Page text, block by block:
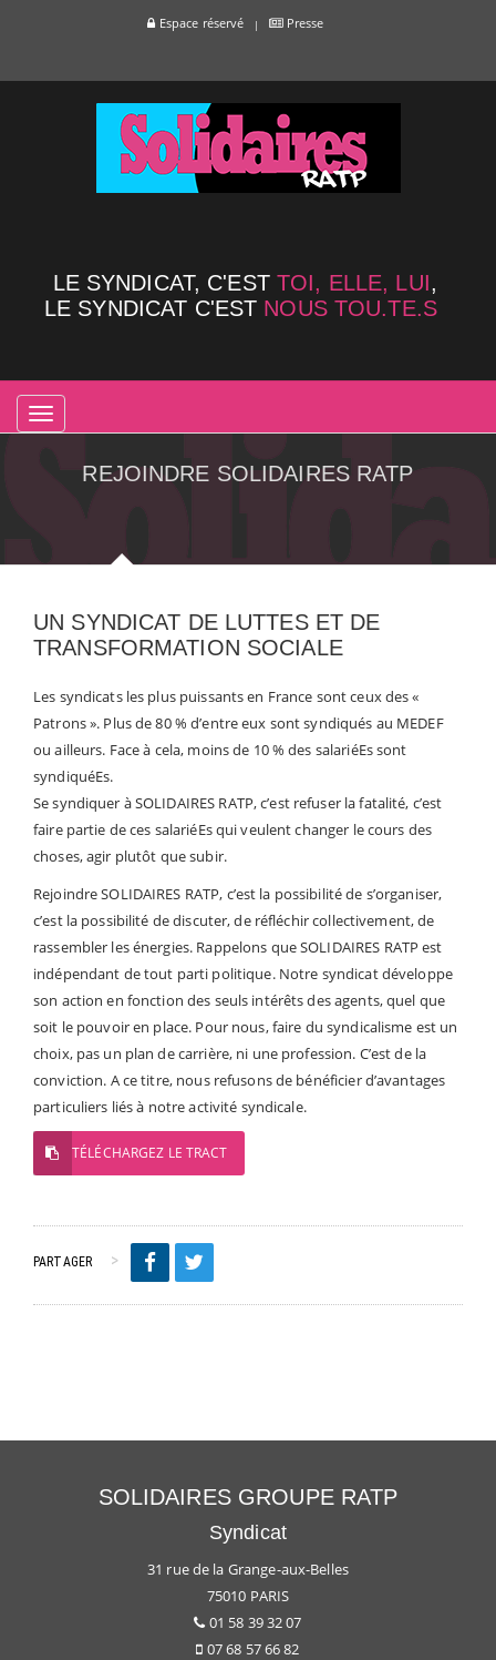
Espace réservé Presse
LE SYNDICAT, C'ESTTOI, ELLE, LUI,
LE SYNDICAT C'EST NOUS TOU.TE.S
TOGGLE
REJOINDRE SOLIDAIRES RATP
UN SYNDICAT DE LUTTES ET DE
TRANSFORMATION SOCIALE
Les syndicats les plus puissants en France sont ceux des «
Patrons ». Plus de 80 % d’entre eux sont syndiqués au MEDEF
ou ailleurs. Face à cela, moins de 10 % des salariéEs sont
syndiquéEs.
Se syndiquer à SOLIDAIRES RATP, c’est refuser la fatalité, c’est
faire partie de ces salariéEs qui veulent changer le cours des
choses, agir plutôt que subir.
Rejoindre SOLIDAIRES RATP, c’est la possibilité de s’organiser,
c’est la possibilité de discuter, de réfléchir collectivement, de
rassembler les énergies. Rappelons que SOLIDAIRES RATP est
indépendant de tout parti politique. Notre syndicat développe
son action en fonction des seuls intérêts des agents, quel que
soit le pouvoir en place. Pour nous, faire du syndicalisme est un
choix, pas un plan de carrière, ni une profession. C’est de la
conviction. A ce titre, nous refusons de bénéficier d’avantages
particuliers liés à notre activité syndicale.
TÉLÉCHARGEZ LE TRACT
PARTAGER
SOLIDAIRES GROUPE RATP
Syndicat
31 rue de la Grange-aux-Belles
75010 PARIS
01 58 39 32 07
07 68 57 66 82